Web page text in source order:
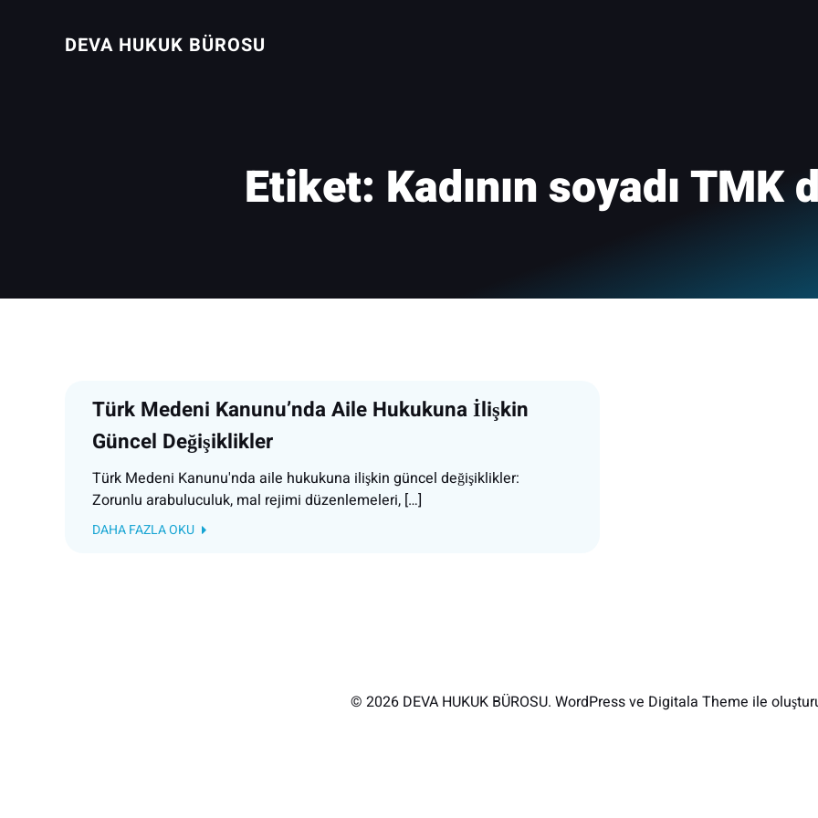
DEVA HUKUK BÜROSU
Etiket: Kadının soyadı TMK
Türk Medeni Kanunu’nda Aile Hukukuna İlişkin
Güncel Değişiklikler
Türk Medeni Kanunu'nda aile hukukuna ilişkin güncel değişiklikler:
Zorunlu arabuluculuk, mal rejimi düzenlemeleri, […]
DAHA FAZLA OKU
© 2026 DEVA HUKUK BÜROSU. WordPress ve Digitala Theme ile